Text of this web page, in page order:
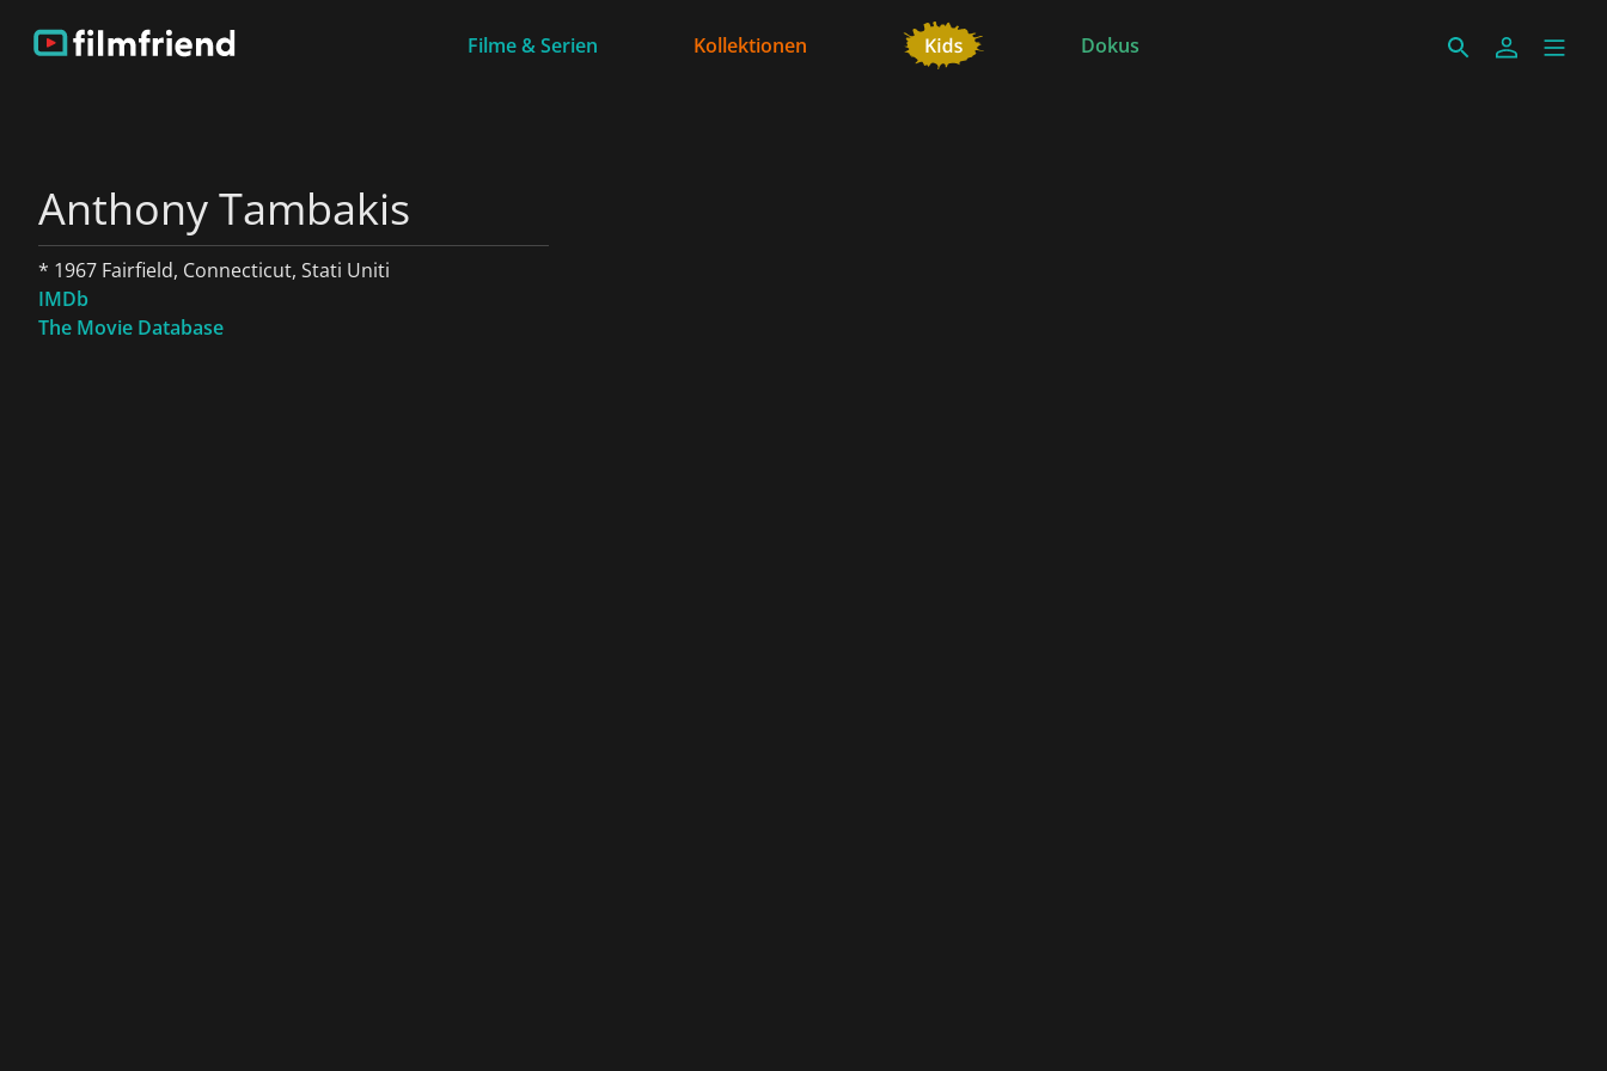
Filme & Serien Kollektionen Dokus
Anthony Tambakis
* 1967 Fairfield, Connecticut, Stati Uniti
IMDb
The Movie Database